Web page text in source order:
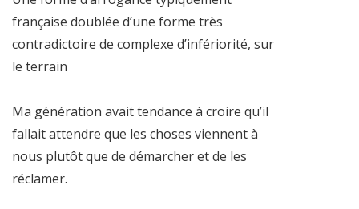
française doublée d’une forme très
contradictoire de complexe d’infériorité, sur
le terrain
Ma génération avait tendance à croire qu’il
fallait attendre que les choses viennent à
nous plutôt que de démarcher et de les
réclamer.